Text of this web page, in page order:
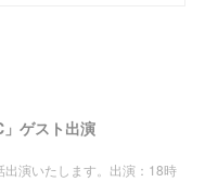
ゲスト出演
出演いたします。出演：18時